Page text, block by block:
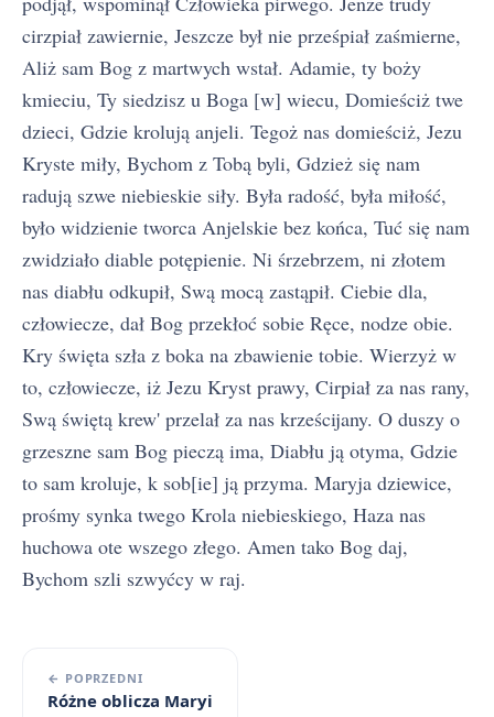
cirzpiał zawiernie, Jeszcze był nie prześpiał zaśmierne,
Aliż sam Bog z martwych wstał. Adamie, ty boży
kmieciu, Ty siedzisz u Boga [w] wiecu, Domieściż twe
dzieci, Gdzie krolują anjeli. Tegoż nas domieściż, Jezu
Kryste miły, Bychom z Tobą byli, Gdzież się nam
radują szwe niebieskie siły. Była radość, była miłość,
było widzienie tworca Anjelskie bez końca, Tuć się nam
zwidziało diable potępienie. Ni śrzebrzem, ni złotem
nas diabłu odkupił, Swą mocą zastąpił. Ciebie dla,
człowiecze, dał Bog przekłoć sobie Ręce, nodze obie.
Kry święta szła z boka na zbawienie tobie. Wierzyż w
to, człowiecze, iż Jezu Kryst prawy, Cirpiał za nas rany,
Swą świętą krew' przelał za nas krześcijany. O duszy o
grzeszne sam Bog pieczą ima, Diabłu ją otyma, Gdzie
to sam kroluje, k sob[ie] ją przyma. Maryja dziewice,
prośmy synka twego Krola niebieskiego, Haza nas
huchowa ote wszego złego. Amen tako Bog daj,
Bychom szli szwyćcy w raj.
← POPRZEDNI
Różne oblicza Maryi